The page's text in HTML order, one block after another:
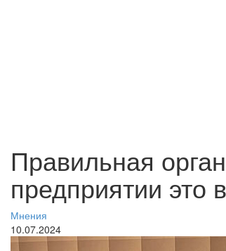
Правильная
предприятии это
Мнения
10.07.2024